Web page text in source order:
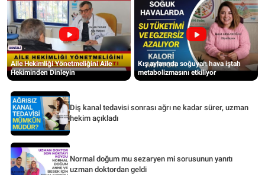
Aile Hekimliği Yönetmeliğini Aile
Hekiminden Dinleyin
Kış aylarında soğuyan hava iştah
metabolizmasını etkiliyor
Diş kanal tedavisi sonrası ağrı ne kadar sürer, uzman
hekim açıkladı
Normal doğum mu sezaryen mi sorusunun yanıtı
uzman doktordan geldi